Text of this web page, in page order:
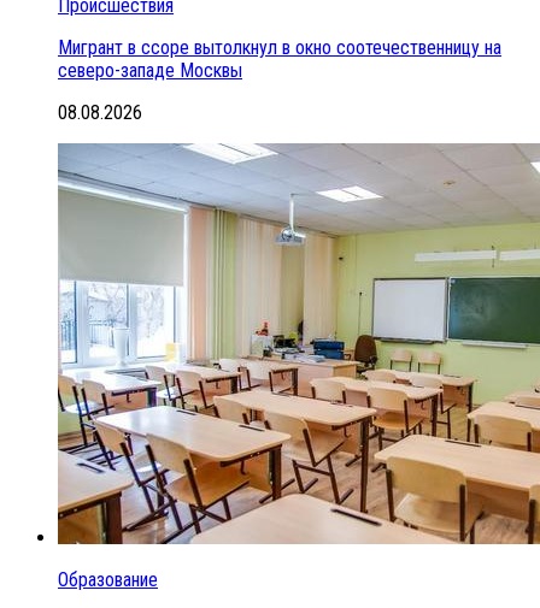
Происшествия
Мигрант в ссоре вытолкнул в окно соотечественницу на
северо-западе Москвы
08.08.2026
Образование